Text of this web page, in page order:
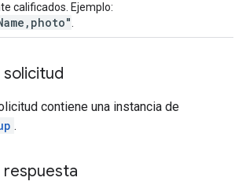
calificados. Ejemplo:
contiene una instancia de
.
respuesta